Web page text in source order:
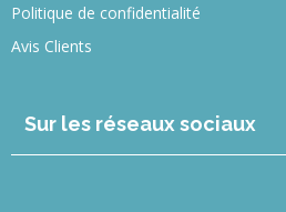
Politique de confidentialité
Avis Clients
Sur les réseaux sociaux